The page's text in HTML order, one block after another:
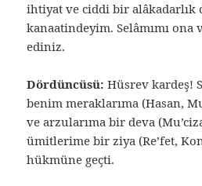
ihtiyat ve ciddi bir alâkadarlık
kanaatindeyim. Selâmımı ona
ediniz.
Dördüncüsü: Hüsrev kardeş!
benim meraklarıma (Hasan,
ve arzularıma bir deva
ümitlerime bir ziya (Re’fet,
hükmüne geçti.